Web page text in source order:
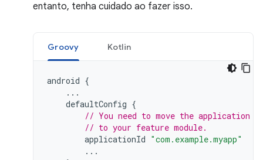
entanto, tenha cuidado ao fazer isso.
Groovy Kotlin
android {
...
defaultConfig {
// You need to move the application
// to your feature module.
applicationId "com.example.myapp"
...